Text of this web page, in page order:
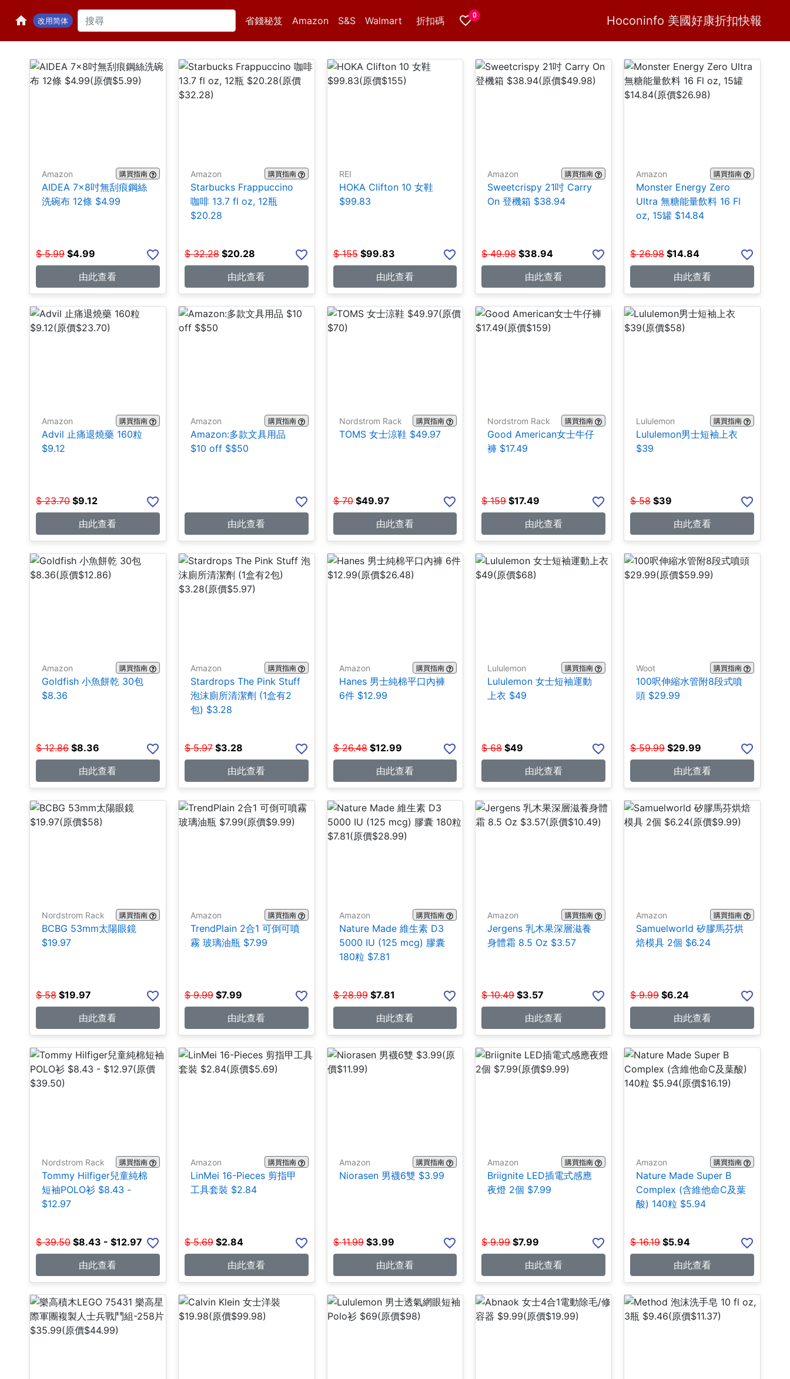
改用简体 省錢秘笈 Amazon S&S Walmart 折扣碼 0 Hoconinfo 美國好康折扣快報
H Home
Amazon 購買指南
AIDEA 7×8吋無刮痕鋼絲
洗碗布 12條 $4.99
$ 5.99 $4.99
由此查看
Amazon 購買指南
Starbucks Frappuccino
咖啡 13.7 fl oz, 12瓶
$20.28
$ 32.28 $20.28
由此查看
REI
HOKA Clifton 10 女鞋
$99.83
$ 155 $99.83
由此查看
Amazon 購買指南
Sweetcrispy 21吋 Carry
On 登機箱 $38.94
$ 49.98 $38.94
由此查看
Amazon 購買指南
Monster Energy Zero
Ultra 無糖能量飲料 16 Fl
oz, 15罐 $14.84
$ 26.98 $14.84
由此查看
Amazon 購買指南
Advil 止痛退燒藥 160粒
$9.12
$ 23.70 $9.12
由此查看
Amazon 購買指南
Amazon:多款文具用品
$10 off $$50
由此查看
Nordstrom Rack 購買指南
TOMS 女士涼鞋 $49.97
$ 70 $49.97
由此查看
Nordstrom Rack 購買指南
Good American女士牛仔
褲 $17.49
$ 159 $17.49
由此查看
Lululemon 購買指南
Lululemon男士短袖上衣
$39
$ 58 $39
由此查看
Amazon 購買指南
Goldfish 小魚餅乾 30包
$8.36
$ 12.86 $8.36
由此查看
Amazon 購買指南
Stardrops The Pink Stuff
泡沫廁所清潔劑 (1盒有2
包) $3.28
$ 5.97 $3.28
由此查看
Amazon 購買指南
Hanes 男士純棉平口內褲
6件 $12.99
$ 26.48 $12.99
由此查看
Lululemon 購買指南
Lululemon 女士短袖運動
上衣 $49
$ 68 $49
由此查看
Woot 購買指南
100呎伸縮水管附8段式噴
頭 $29.99
$ 59.99 $29.99
由此查看
Nordstrom Rack 購買指南
BCBG 53mm太陽眼鏡
$19.97
$ 58 $19.97
由此查看
Amazon 購買指南
TrendPlain 2合1 可倒可噴
霧 玻璃油瓶 $7.99
$ 9.99 $7.99
由此查看
Amazon 購買指南
Nature Made 維生素 D3
5000 IU (125 mcg) 膠囊
180粒 $7.81
$ 28.99 $7.81
由此查看
Amazon 購買指南
Jergens 乳木果深層滋養
身體霜 8.5 Oz $3.57
$ 10.49 $3.57
由此查看
Amazon 購買指南
Samuelworld 矽膠馬芬烘
焙模具 2個 $6.24
$ 9.99 $6.24
由此查看
Nordstrom Rack 購買指南
Tommy Hilfiger兒童純棉
短袖POLO衫 $8.43 -
$12.97
$ 39.50 $8.43 - $12.97
由此查看
Amazon 購買指南
LinMei 16-Pieces 剪指甲
工具套裝 $2.84
$ 5.69 $2.84
由此查看
Amazon 購買指南
Niorasen 男襪6雙 $3.99
$ 11.99 $3.99
由此查看
Amazon 購買指南
Briignite LED插電式感應
夜燈 2個 $7.99
$ 9.99 $7.99
由此查看
Amazon 購買指南
Nature Made Super B
Complex (含維他命C及葉
酸) 140粒 $5.94
$ 16.19 $5.94
由此查看